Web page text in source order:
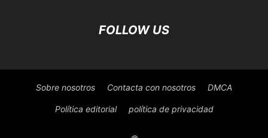
FOLLOW US
Sobre nosotros Contacta con nosotros DMCA
Política editorial política de privacidad